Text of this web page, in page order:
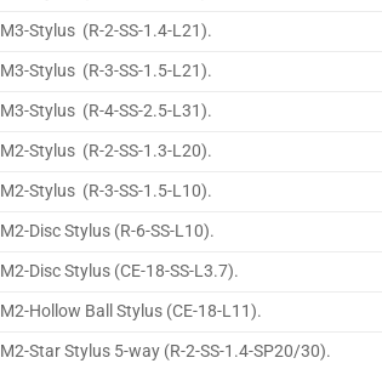
M3-Stylus (R-2-SS-1.4-L21).
M3-Stylus (R-3-SS-1.5-L21).
M3-Stylus (R-4-SS-2.5-L31).
M2-Stylus (R-2-SS-1.3-L20).
M2-Stylus (R-3-SS-1.5-L10).
M2-Disc Stylus (R-6-SS-L10).
M2-Disc Stylus (CE-18-SS-L3.7).
M2-Hollow Ball Stylus (CE-18-L11).
M2-Star Stylus 5-way (R-2-SS-1.4-SP20/30).